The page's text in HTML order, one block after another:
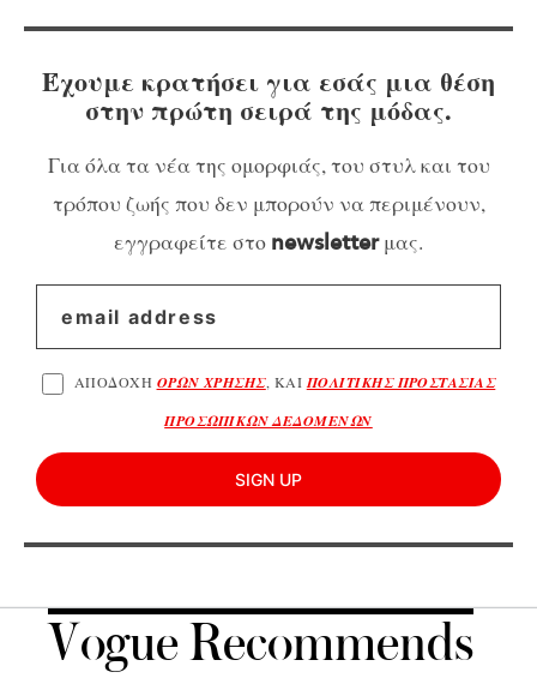
Έχουμε κρατήσει για εσάς μια θέση
στην πρώτη σειρά της μόδας.
Για όλα τα νέα της ομορφιάς, του στυλ και του
τρόπου ζωής που δεν μπορούν να περιμένουν,
εγγραφείτε στο newsletterμας.
ΑΠΟΔΟΧΗ ΟΡΩΝ ΧΡΗΣΗΣ, ΚΑΙΠΟΛΙΤΙΚΗΣ ΠΡΟΣΤΑΣΙΑΣ
ΠΡΟΣΩΠΙΚΩΝ ΔΕΔΟΜΕΝΩΝ
SIGN UP
Vogue Recommends